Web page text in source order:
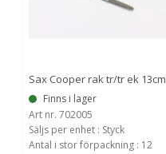
Sax Cooper rak tr/tr ek 13cm
Finns i lager
Art nr. 702005
Säljs per enhet : Styck
Antal i stor förpackning : 12